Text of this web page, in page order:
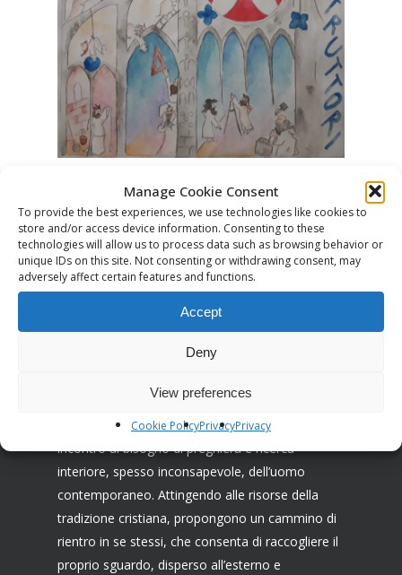
Manage Cookie Consent
To provide the best experiences, we use technologies like cookies to
store and/or access device information. Consenting to these
technologies will allow us to process data such as browsing behavior or
unique IDs on this site. Not consenting or withdrawing consent, may
adversely affect certain features and functions.
Accept
Deny
View preferences
Cookie PolicyPrivacyPrivacy
La Missione dei Ricostruttori nella preghiera è
farsi testimoni di una cristianità capace di venire
incontro al bisogno di preghiera e ricerca
interiore, spesso inconsapevole, dell’uomo
contemporaneo. Attingendo alle risorse della
tradizione cristiana, propongono un cammino di
rientro in se stessi, che consenta di raccogliere il
proprio sguardo, disperso all’esterno e